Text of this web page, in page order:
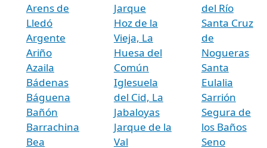
Arens de
Lledó
Argente
Ariño
Azaila
Bádenas
Báguena
Bañón
Barrachina
Bea
Jarque
Hoz de la
Vieja, La
Huesa del
Común
Iglesuela
del Cid, La
Jabaloyas
Jarque de la
Val
del Río
Santa Cruz
de
Nogueras
Santa
Eulalia
Sarrión
Segura de
los Baños
Seno